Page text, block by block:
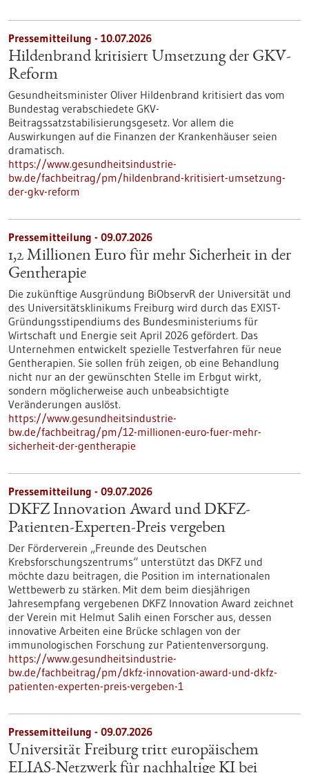
Pressemitteilung - 10.07.2026
Hildenbrand kritisiert Umsetzung der GKV-
Reform
Gesundheitsminister Oliver Hildenbrand kritisiert das vom
Bundestag verabschiedete GKV-
Beitragssatzstabilisierungsgesetz. Vor allem die
Auswirkungen auf die Finanzen der Krankenhäuser seien
dramatisch.
https://www.gesundheitsindustrie-
bw.de/fachbeitrag/pm/hildenbrand-kritisiert-umsetzung-
der-gkv-reform
Pressemitteilung - 09.07.2026
1,2 Millionen Euro für mehr Sicherheit in der
Gentherapie
Die zukünftige Ausgründung BiObservR der Universität und
des Universitätsklinikums Freiburg wird durch das EXIST-
Gründungsstipendiums des Bundesministeriums für
Wirtschaft und Energie seit April 2026 gefördert. Das
Unternehmen entwickelt spezielle Testverfahren für neue
Gentherapien. Sie sollen früh zeigen, ob eine Behandlung
nicht nur an der gewünschten Stelle im Erbgut wirkt,
sondern möglicherweise auch unbeabsichtigte
Veränderungen auslöst.
https://www.gesundheitsindustrie-
bw.de/fachbeitrag/pm/12-millionen-euro-fuer-mehr-
sicherheit-der-gentherapie
Pressemitteilung - 09.07.2026
DKFZ Innovation Award und DKFZ-
Patienten-Experten-Preis vergeben
Der Förderverein „Freunde des Deutschen
Krebsforschungszentrums“ unterstützt das DKFZ und
möchte dazu beitragen, die Position im internationalen
Wettbewerb zu stärken. Mit dem beim diesjährigen
Jahresempfang vergebenen DKFZ Innovation Award zeichnet
der Verein mit Helmut Salih einen Forscher aus, dessen
innovative Arbeiten eine Brücke schlagen von der
immunologischen Forschung zur Patientenversorgung.
https://www.gesundheitsindustrie-
bw.de/fachbeitrag/pm/dkfz-innovation-award-und-dkfz-
patienten-experten-preis-vergeben-1
Pressemitteilung - 09.07.2026
Universität Freiburg tritt europäischem
ELIAS-Netzwerk für nachhaltige KI bei